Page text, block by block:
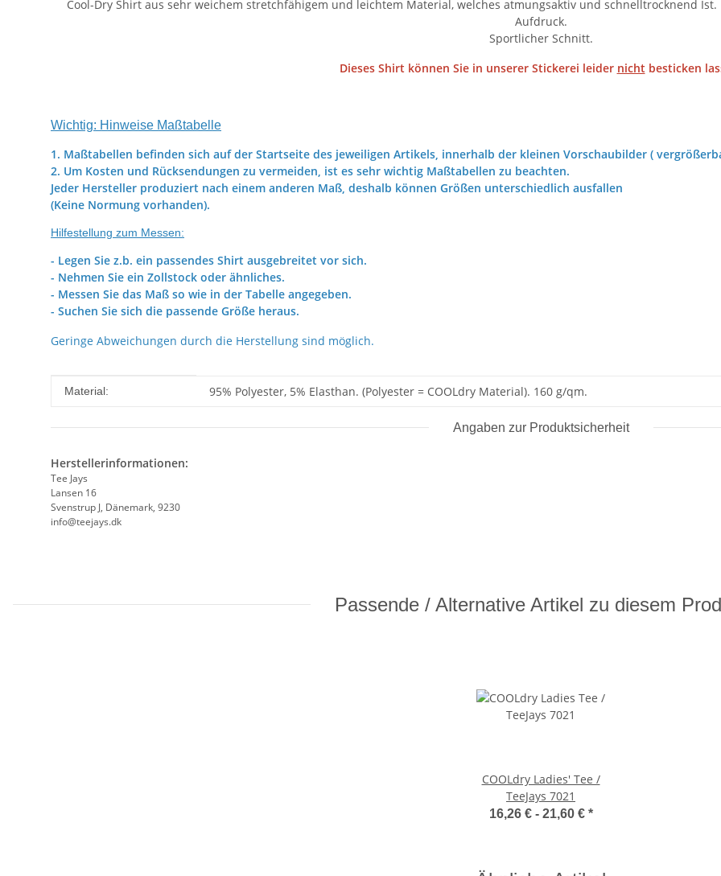
Cool-Dry Shirt aus sehr weichem stretchfähigem und leichtem Material, welches atmungsaktiv und schnelltrocknend
Aufdruck.
Sportlicher Schnitt.
Dieses Shirt können Sie in unserer Stickerei leider nicht besticken
Wichtig: Hinweise Maßtabelle
1. Maßtabellen befinden sich auf der Startseite des jeweiligen Artikels, innerhalb der kleinen Vorschaubilder (
2. Um Kosten und Rücksendungen zu vermeiden, ist es sehr wichtig Maßtabellen zu beachten.
Jeder Hersteller produziert nach einem anderen Maß, deshalb können Größen unterschiedlich ausfallen
(Keine Normung vorhanden).
Hilfestellung zum Messen:
- Legen Sie z.b. ein passendes Shirt ausgebreitet vor sich.
- Nehmen Sie ein Zollstock oder ähnliches.
- Messen Sie das Maß so wie in der Tabelle angegeben.
- Suchen Sie sich die passende Größe heraus.
Geringe Abweichungen durch die Herstellung sind möglich.
Produkteigenschaft
Wert
Material: 95% Polyester, 5% Elasthan. (Polyester = COOLdry Material). 160 g/qm.
Angaben zur Produktsicherheit
Herstellerinformationen:
Tee Jays
Lansen 16
Svenstrup J, Dänemark, 9230
info@teejays.dk
Passende / Alternative Artikel zu diesem
COOLdry Ladies' Tee /
TeeJays 7021
16,26 € - 21,60 € *